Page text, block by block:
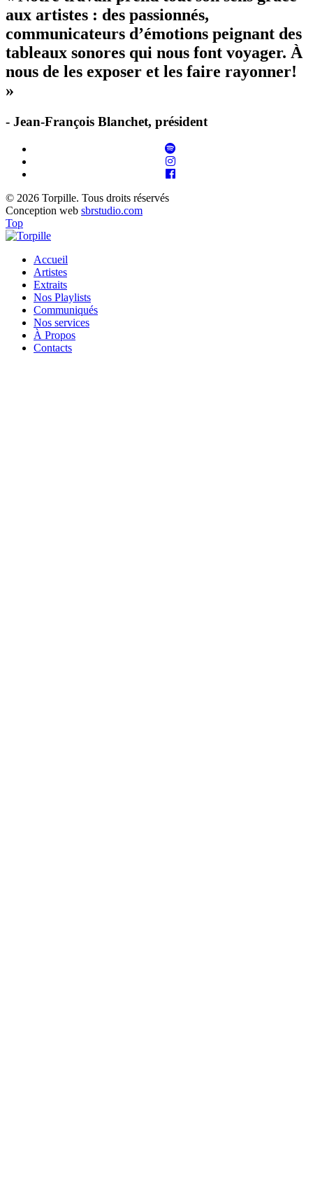
aux artistes : des passionnés,
communicateurs d’émotions peignant des
tableaux sonores qui nous font voyager. À
nous de les exposer et les faire rayonner!
»
- Jean-François Blanchet, président
© 2026 Torpille. Tous droits réservés
Conception web sbrstudio.com
Top
Accueil
Artistes
Extraits
Nos Playlists
Communiqués
Nos services
À Propos
Contacts